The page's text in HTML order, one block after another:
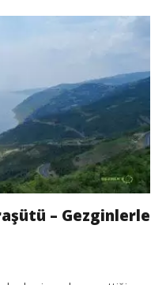
– Gezginlerle